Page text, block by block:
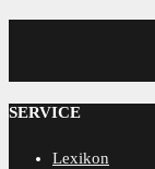
SERVICE
Lexikon